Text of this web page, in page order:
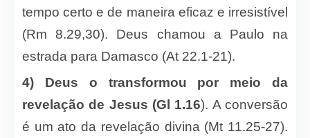
tempo certo e de maneira eficaz e irresistível
(Rm 8.29,30). Deus chamou a Paulo na
estrada para Damasco (At 22.1-21).
4) Deus o transformou por meio da
revelação de Jesus (Gl 1.16). A conversão
é um ato da revelação divina (Mt 11.25-27).